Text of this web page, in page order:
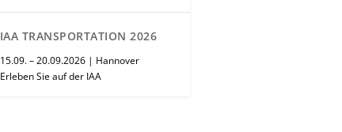
IAA TRANSPORTATION 2026
15.09. – 20.09.2026 | Hannover
Erleben Sie auf der IAA